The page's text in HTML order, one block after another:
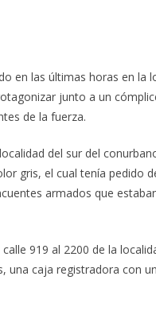
en las últimas horas en la
junto a un
de la fuerza.
del sur del
gris, el cual tenía pedido
armados que
919 al 2200 de la
una caja registradora con